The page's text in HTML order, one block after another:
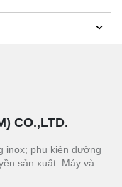
CO.,LTD.
inox; phụ kiện đường
sản xuất: Máy và